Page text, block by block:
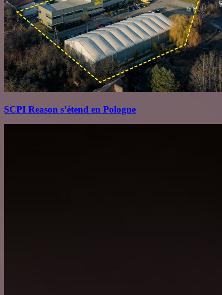
SCPI Reason s’étend en Pologne